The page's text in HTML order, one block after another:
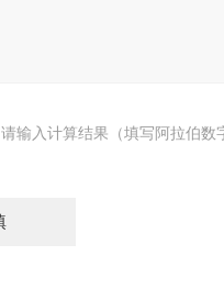
请输入计算结果（填写阿拉伯数